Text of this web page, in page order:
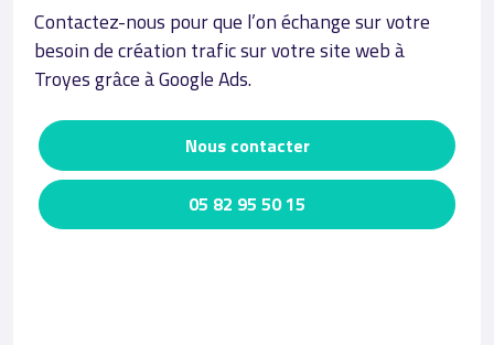
Contactez-nous pour que l’on échange sur votre
besoin de création trafic sur votre site web à
Troyes grâce à Google Ads.
Nous contacter
05 82 95 50 15